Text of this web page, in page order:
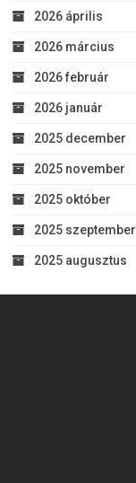
2026 április
2026 március
2026 február
2026 január
2025 december
2025 november
2025 október
2025 szeptember
2025 augusztus